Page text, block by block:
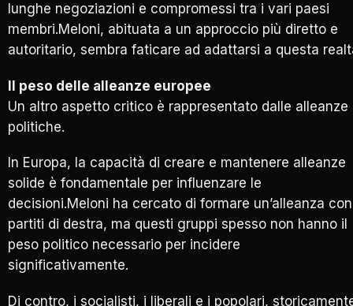
lunghe negoziazioni e compromessi tra i vari paesi
membri.Meloni, abituata a un approccio più diretto e
autoritario, sembra faticare ad adattarsi a questa
Il peso delle alleanze europee
Un altro aspetto critico è rappresentato dalle alleanze
politiche.
In Europa, la capacità di creare e mantenere alleanze
solide è fondamentale per influenzare le
decisioni.Meloni ha cercato di formare un’alleanza
partiti di destra, ma questi gruppi spesso non hanno il
peso politico necessario per incidere
significativamente.
Di contro, i socialisti, i liberali e i popolari,